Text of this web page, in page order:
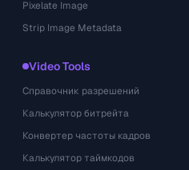
Pixelate Image
Strip Image Metadata
Video Tools
Справочник разрешений
Калькулятор битрейта
Конвертер частоты кадров
Калькулятор таймкодов